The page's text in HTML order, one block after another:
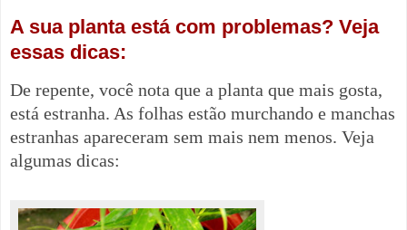
A sua planta está com problemas? Veja
essas dicas:
De repente, você nota que a planta que mais gosta,
está estranha. As folhas estão murchando e manchas
estranhas apareceram sem mais nem menos. Veja
algumas dicas: